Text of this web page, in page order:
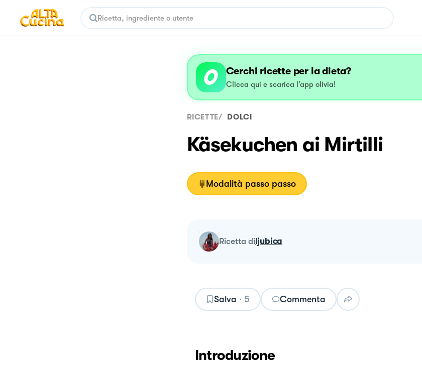
Cerchi ricette per la dieta?
Clicca qui e scarica l’app olivia!
RICETTE/ DOLCI
Käsekuchen ai Mirtilli
Modalità passo passo
ricetta diljubica
Salva · 5 Commenta
Introduzione